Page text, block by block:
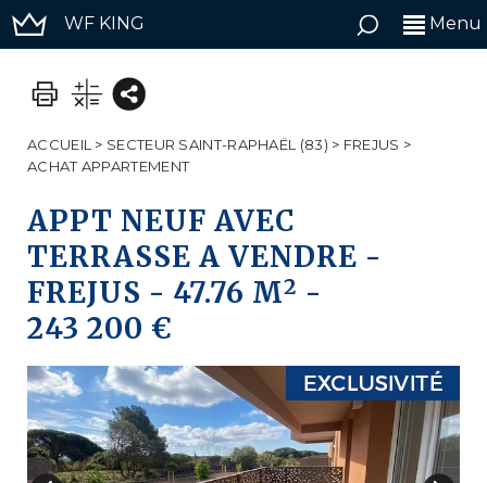
WF KING Menu
ACCUEIL > SECTEUR SAINT-RAPHAËL (83) > FREJUS >
ACHAT APPARTEMENT
APPT NEUF AVEC
TERRASSE A VENDRE -
FREJUS - 47.76 M2 -
243 200 €